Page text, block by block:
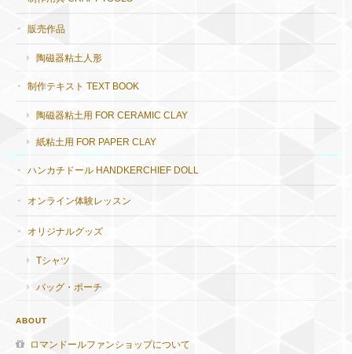
販売作品
陶磁器粘土人形
制作テキスト TEXT BOOK
陶磁器粘土用 FOR CERAMIC CLAY
紙粘土用 FOR PAPER CLAY
ハンカチドール HANDKERCHIEF DOLL
オンライン体験レッスン
オリジナルグッズ
Tシャツ
バッグ・ポーチ
ABOUT
ロマンドールファンショップについて